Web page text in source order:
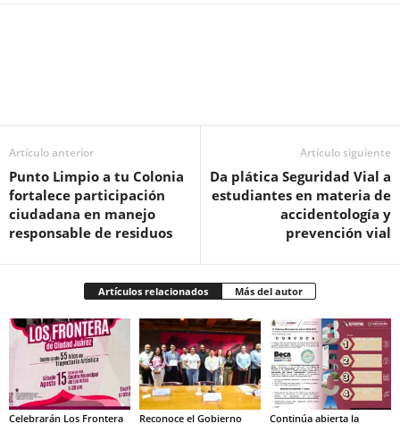
Artículo anterior
Punto Limpio a tu Colonia
fortalece participación
ciudadana en manejo
responsable de residuos
Artículo siguiente
Da plática Seguridad Vial a
estudiantes en materia de
accidentología y
prevención vial
Artículos relacionados Más del autor
Celebrarán Los Frontera
Reconoce el Gobierno
Continúa abierta la